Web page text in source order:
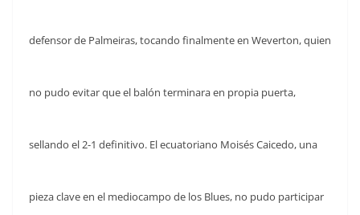
defensor de Palmeiras, tocando finalmente en Weverton, quien
no pudo evitar que el balón terminara en propia puerta,
sellando el 2-1 definitivo. El ecuatoriano Moisés Caicedo, una
pieza clave en el mediocampo de los Blues, no pudo participar